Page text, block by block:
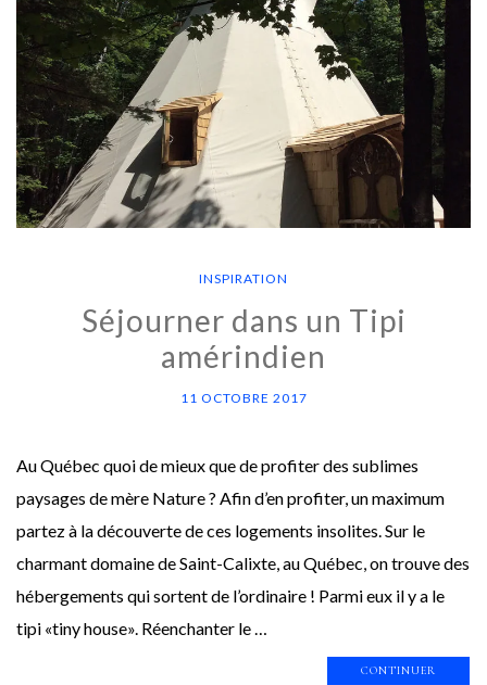
INSPIRATION
Séjourner dans un Tipi
amérindien
11 OCTOBRE 2017
Au Québec quoi de mieux que de profiter des sublimes
paysages de mère Nature ? Afin d’en profiter, un maximum
partez à la découverte de ces logements insolites. Sur le
charmant domaine de Saint-Calixte, au Québec, on trouve des
hébergements qui sortent de l’ordinaire ! Parmi eux il y a le
tipi «tiny house». Réenchanter le …
CONTINUER